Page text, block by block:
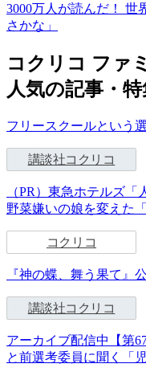
3000万人が読んだ！ 世
さかな」
コクリコ ファ
人気の記事・
フリースクールという
講談社コクリコ
（PR）東急ホテルズ
野菜嫌いの娘を変えた
コクリコ
『神の蝶、舞う果て』
講談社コクリコ
アーカイブ配信中【第
と前選考委員に聞く「